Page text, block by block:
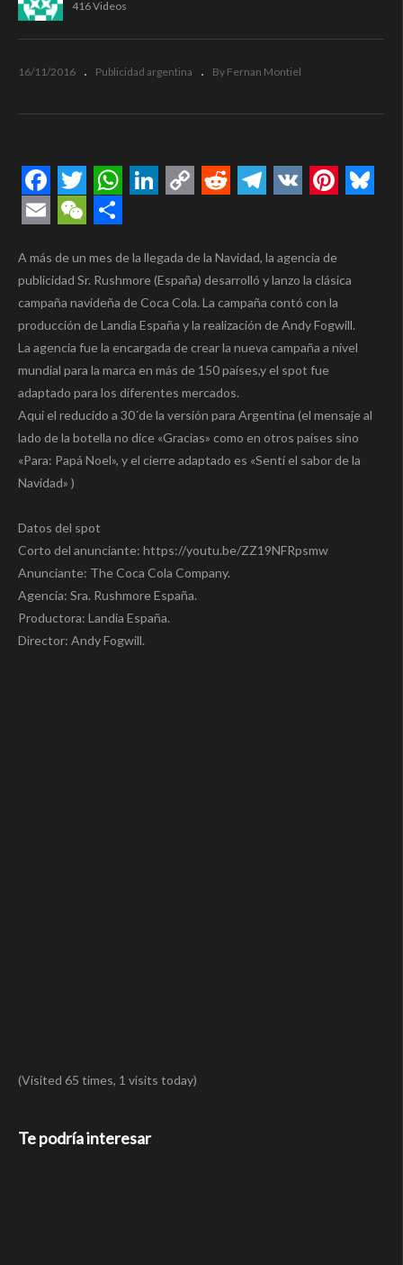
416 Videos
16/11/2016 Publicidad argentina By Fernan Montiel
Facebook
TwitterWhatsApp
A más de un mes de la llegada de la Navidad, la agencia de
publicidad Sr. Rushmore (España) desarrolló y lanzo la clásica
campaña navideña de Coca Cola. La campaña contó con la
producción de Landia España y la realización de Andy Fogwill.
La agencia fue la encargada de crear la nueva campaña a nivel
mundial para la marca en más de 150 países,y el spot fue
adaptado para los diferentes mercados.
Aqui el reducido a 30´de la versión para Argentina (el mensaje al
lado de la botella no dice «Gracias» como en otros países sino
«Para: Papá Noel», y el cierre adaptado es «Sentí el sabor de la
Navidad» )
Datos del spot
Corto del anunciante: https://youtu.be/ZZ19NFRpsmw
Anunciante: The Coca Cola Company.
Agencia: Sra. Rushmore España.
Productora: Landia España.
Director: Andy Fogwill.
(Visited 65 times, 1 visits today)
Te podría interesar